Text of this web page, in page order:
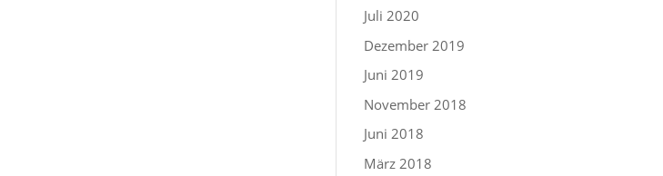
Juli 2020
Dezember 2019
Juni 2019
November 2018
Juni 2018
März 2018